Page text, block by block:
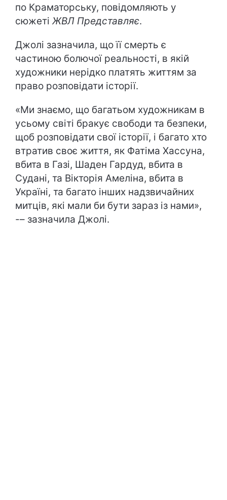
по Краматорську, повідомляють у
сюжеті ЖВЛ Представляє.
Джолі зазначила, що її смерть є
частиною болючої реальності, в якій
художники нерідко платять життям за
право розповідати історії.
«Ми знаємо, що багатьом художникам в
усьому світі бракує свободи та безпеки,
щоб розповідати свої історії, і багато хто
втратив своє життя, як Фатіма Хассуна,
вбита в Газі, Шаден Гардуд, вбита в
Судані, та Вікторія Амеліна, вбита в
Україні, та багато інших надзвичайних
митців, які мали би бути зараз із нами»,
-– зазначила Джолі.